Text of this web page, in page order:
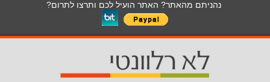
נהניתם מהאתר? האתר הועיל לכם ותרצו לתרום?